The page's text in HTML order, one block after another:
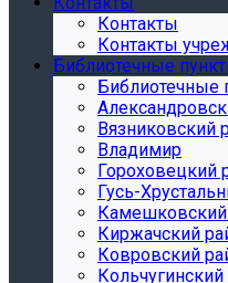
Контакты
Контакты
Библиотечные
Библиотечные
Вязниковский
Владимир
Гороховецкий
Гусь-
Киржачский
Ковровский